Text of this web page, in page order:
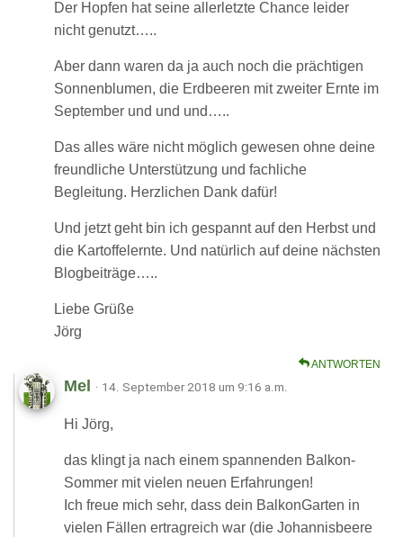
Der Hopfen hat seine allerletzte Chance leider
nicht genutzt…..
Aber dann waren da ja auch noch die prächtigen
Sonnenblumen, die Erdbeeren mit zweiter Ernte im
September und und und…..
Das alles wäre nicht möglich gewesen ohne deine
freundliche Unterstützung und fachliche
Begleitung. Herzlichen Dank dafür!
Und jetzt geht bin ich gespannt auf den Herbst und
die Kartoffelernte. Und natürlich auf deine nächsten
Blogbeiträge…..
Liebe Grüße
Jörg
ANTWORTEN
Mel · 14. September 2018 um 9:16 a.m.
Hi Jörg,
das klingt ja nach einem spannenden Balkon-
Sommer mit vielen neuen Erfahrungen!
Ich freue mich sehr, dass dein BalkonGarten in
vielen Fällen ertragreich war (die Johannisbeere